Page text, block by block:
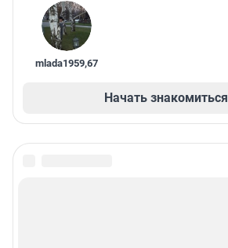
mlada1959,67
Начать знакомиться